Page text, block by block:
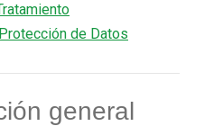
de Datos
general